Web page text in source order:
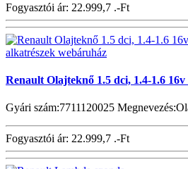
Fogyasztói ár: 22.999,7 .-Ft
Renault Olajteknő 1.5 dci, 1.4-1.6
Gyári szám:7711120025
Fogyasztói ár: 22.999,7 .-Ft